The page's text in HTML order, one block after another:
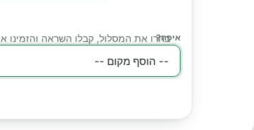
בחרו את המסלול, קבלו השראה והזמינו
איפה?